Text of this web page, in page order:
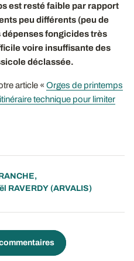
est resté faible par rapport
peu différents (peu de
fongicides très
voire insuffisante des
déclassée.
article « Orges de printemps
technique pour limiter
,
RAVERDY (ARVALIS)